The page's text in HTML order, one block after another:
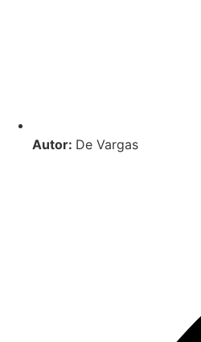
Autor: De Vargas